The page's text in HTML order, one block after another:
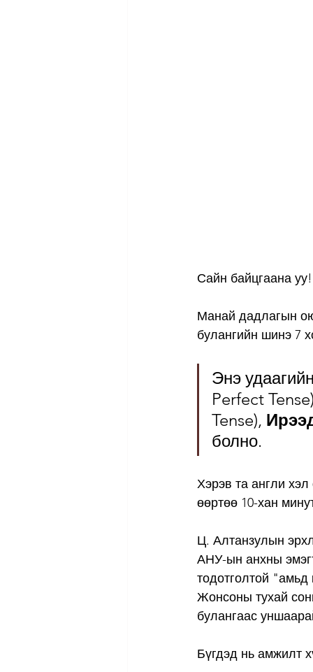
Сайн байцгаана уу!
Манай дадлагын
булангийн шинэ 7
Энэ
Perfect
Tense),
болно.
Хэрэв та англи
өөртөө 10-хан
Ц. Алтанзулын
АНУ-ын анхны
тодотголтой "амьд
Жонсоны тухай
булангаас
Бүгдэд нь амжилт